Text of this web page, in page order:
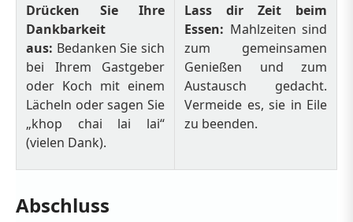
Drücken Sie Ihre
Dankbarkeit
aus: Bedanken Sie sich
bei Ihrem Gastgeber
oder Koch mit einem
Lächeln oder sagen Sie
„khop chai lai lai“
(vielen Dank).
Lass dir Zeit beim
Essen: Mahlzeiten sind
zum gemeinsamen
Genießen und zum
Austausch gedacht.
Vermeide es, sie in Eile
zu beenden.
Abschluss